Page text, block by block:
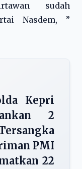
sudah
Nasdem, ”
Kepri
2
PMI
22